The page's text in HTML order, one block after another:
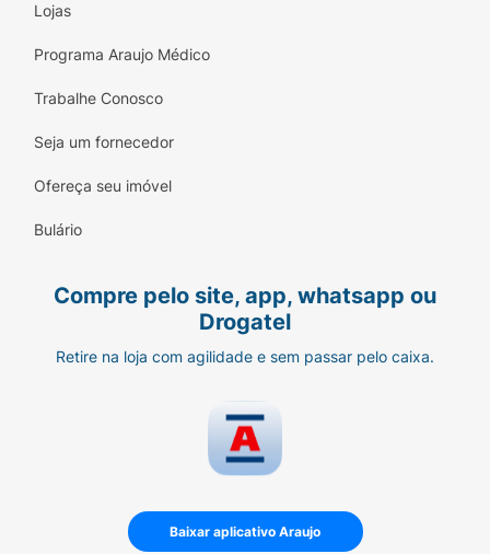
Lojas
Programa Araujo Médico
Trabalhe Conosco
Seja um fornecedor
Ofereça seu imóvel
Bulário
Compre pelo site, app, whatsapp ou
Drogatel
Retire na loja com agilidade e sem passar pelo caixa.
Baixar aplicativo Araujo